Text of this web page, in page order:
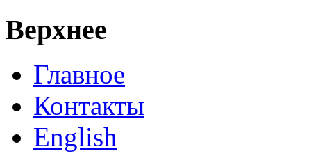
Верхнее
Главное
Контакты
English